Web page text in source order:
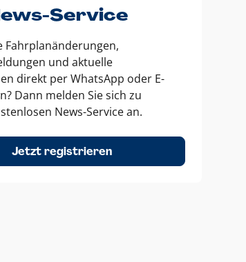
Service
Fahrplanänderungen,
und aktuelle
direkt per WhatsApp oder E-
Dann melden Sie sich zu
News-Service an.
Jetzt registrieren